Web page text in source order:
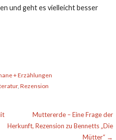
und geht es vielleicht besser
+ Erzählungen
, Rezension
Muttererde – Eine Frage der
Herkunft, Rezension zu Bennetts „Die
Mütter“ →